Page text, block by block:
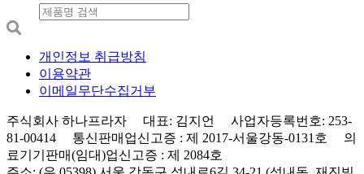
개인정보 취급방침
이용약관
이메일무단수집거부
주식회사 하나프라자 대표: 김지언 사업자등록번호: 253-
81-00414 통신판매업신고증 : 제 2017-서울강동-0131호 의
료기기판매(임대)업신고증 : 제 2084호